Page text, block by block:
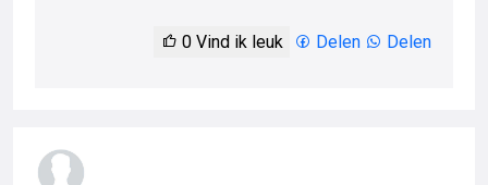
0 Vind ik leuk Delen Delen